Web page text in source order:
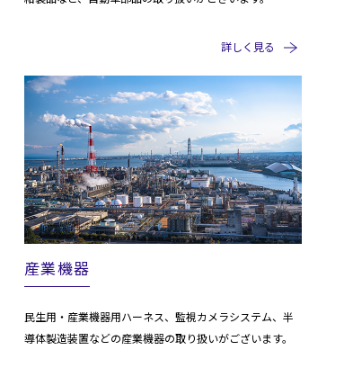
詳しく見る
産業機器
民生用・産業機器用ハーネス、監視カメラシステム、半
導体製造装置などの産業機器の取り扱いがございます。